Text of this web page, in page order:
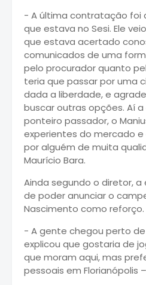
- A última contratação foi
que estava no Sesi. Ele
que estava acertado
comunicados de uma
pelo procurador quanto
teria que passar por uma
dada a liberdade, e
buscar outras opções. Aí
ponteiro passador, o
experientes do mercado
por alguém de muita
Maurício Bara.
Ainda segundo o diretor,
de poder anunciar o
Nascimento como reforço.
- A gente chegou perto
explicou que gostaria de
que moram aqui, mas
pessoais em Florianópolis